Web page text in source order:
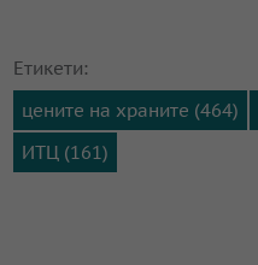
Етикети:
цените на храните (464)
ИТЦ (161)